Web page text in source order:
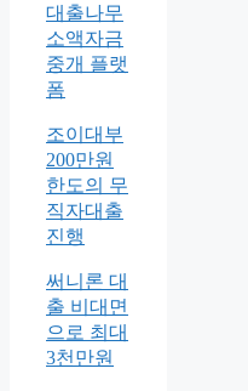
대출나무
소액자금
중개 플랫
폼
조이대부
200만원
한도의 무
직자대출
진행
써니론 대
출 비대면
으로 최대
3천만원